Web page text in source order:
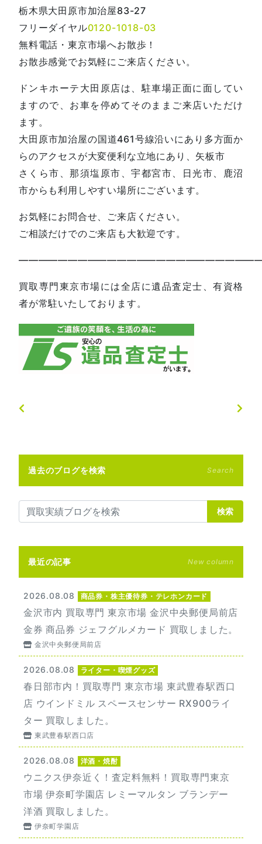
栃木県大田原市加治屋83-27
フリーダイヤル0120-1018-03
無料電話・東京市場へお散歩！
お散歩感覚でお気軽にご来店ください。
ドンキホーテ大田原店は、駐車場正面に面してい
ますので、お車を停めてそのままご来店いただけ
ます。
大田原市加治屋の国道461号線沿いにあり多方面か
らのアクセスが大変便利な立地にあり、矢板市
さくら市、那須塩原市、宇都宮市、日光市、鹿沼
市からも利用しやすい場所にございます。
お気軽にお問合せ、ご来店ください。
ご相談だけでのご来店も大歓迎です。
買取専門東京市場には全店に遺品査定士、有資格
者が常駐いたしております。
過去のブログを検索 Search
検索
最近の記事 New column
2026.08.08 商品券・株主優待券・テレホンカード
金沢市内 買取専門 東京市場 金沢中央郵便局前店
金券 商品券 ジェフグルメカード 買取しました。
金沢中央郵便局前店
2026.08.08 ライター・喫煙グッズ
春日部市内！買取専門 東京市場 東武豊春駅西口
店 ウインドミル スペースセンサー RX900ライ
ター 買取しました。
東武豊春駅西口店
2026.08.08 洋酒・焼酎
ウニクス伊奈近く！査定料無料！買取専門東京
市場 伊奈町学園店 レミーマルタン ブランデー
洋酒 買取しました。
伊奈町学園店